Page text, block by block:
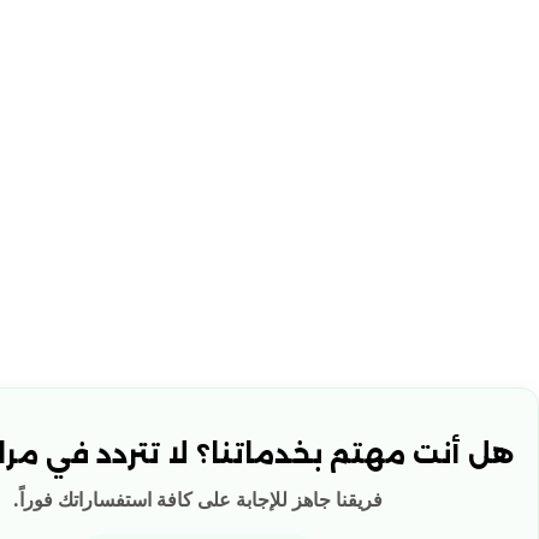
هل أنت مهتم بخدماتنا؟ لا تتردد في
فريقنا جاهز للإجابة على كافة استفساراتك فوراً.